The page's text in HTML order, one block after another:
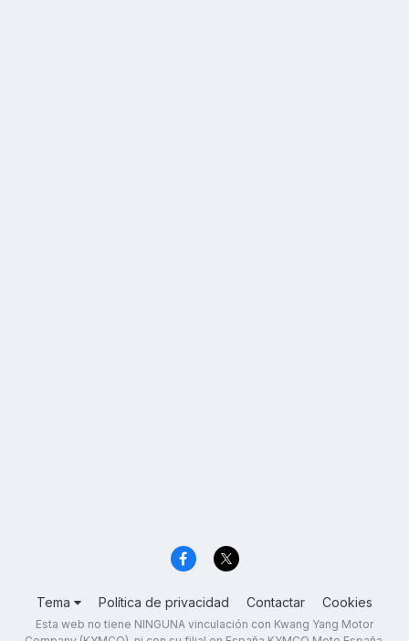
Tema Política de privacidad Contactar Cookies
Esta web no tiene NINGUNA vinculación con Kwang Yang Motor